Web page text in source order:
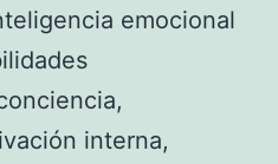
emocional
interna,